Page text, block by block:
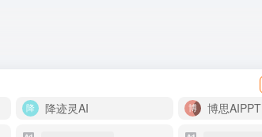
降迹灵AI
博思AIPPT